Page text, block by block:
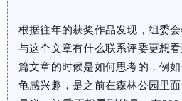
根据往年的获奖作品发现，组委
与这个文章有什么联系评委更想
篇文章的时候是如何思考的，例
龟感兴趣，是之前在森林公园里